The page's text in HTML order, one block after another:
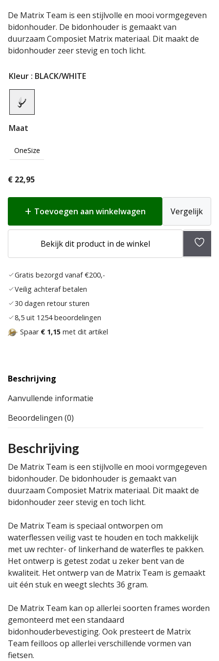
De Matrix Team is een stijlvolle en mooi vormgegeven
bidonhouder. De bidonhouder is gemaakt van
duurzaam Composiet Matrix materiaal. Dit maakt de
bidonhouder zeer stevig en toch licht.
Kleur : BLACK/WHITE
Maat
OneSize
€ 22,95
Toevoegen aan winkelwagen Vergelijk
Bekijk dit product in de winkel
Gratis bezorgd vanaf €200,-
Veilig achteraf betalen
30 dagen retour sturen
8,5 uit 1254 beoordelingen
Spaar € 1,15 met dit artikel
Beschrijving
Aanvullende informatie
Beoordelingen (0)
Beschrijving
De Matrix Team is een stijlvolle en mooi vormgegeven
bidonhouder. De bidonhouder is gemaakt van
duurzaam Composiet Matrix materiaal. Dit maakt de
bidonhouder zeer stevig en toch licht.
De Matrix Team is speciaal ontworpen om
waterflessen veilig vast te houden en toch makkelijk
met uw rechter- of linkerhand de waterfles te pakken.
Het ontwerp is getest zodat u zeker bent van de
kwaliteit. Het ontwerp van de Matrix Team is gemaakt
uit één stuk en weegt slechts 36 gram.
De Matrix Team kan op allerlei soorten frames worden
gemonteerd met een standaard
bidonhouderbevestiging. Ook presteert de Matrix
Team feilloos op allerlei verschillende vormen van
fietsen.